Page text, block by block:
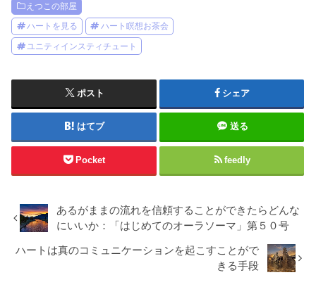
えつこの部屋
ハートを見る ハート瞑想お茶会
ユニティインスティチュート
ポスト シェア
はてブ 送る
Pocket feedly
あるがままの流れを信頼することができたらどんな
にいいか：「はじめてのオーラソーマ」第５０号
ハートは真のコミュニケーションを起こすことがで
きる手段